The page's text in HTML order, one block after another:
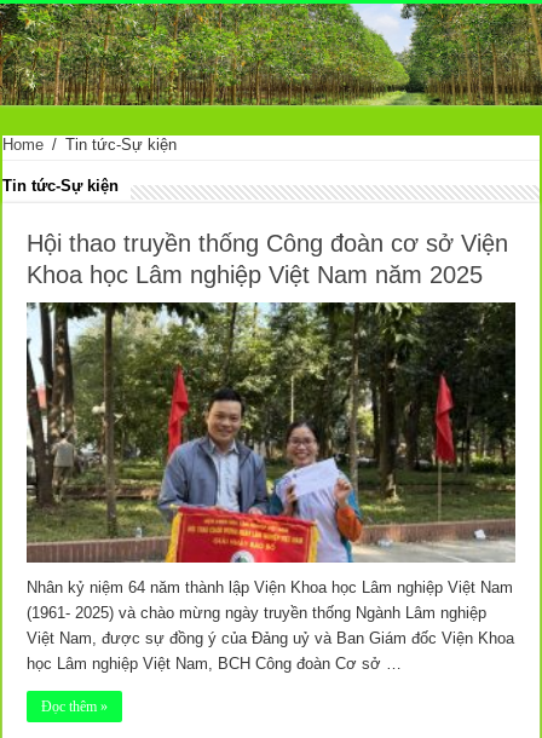
Home / Tin tức-Sự kiện
Tin tức-Sự kiện
Hội thao truyền thống Công đoàn cơ sở Viện
Khoa học Lâm nghiệp Việt Nam năm 2025
Nhân kỷ niệm 64 năm thành lập Viện Khoa học Lâm nghiệp Việt Nam
(1961- 2025) và chào mừng ngày truyền thống Ngành Lâm nghiệp
Việt Nam, được sự đồng ý của Đảng uỷ và Ban Giám đốc Viện Khoa
học Lâm nghiệp Việt Nam, BCH Công đoàn Cơ sở …
Đọc thêm »